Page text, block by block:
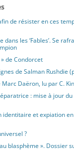
de résister en ces
dans les ‘Fables’. Se
de Condorcet
de Salman Rushdie
Marc Daëron, lu par C.
: mise à jour
identitaire et expiation
?
blasphème ». Dossier